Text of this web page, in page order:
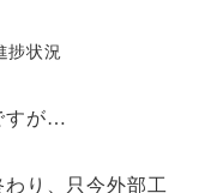
リー
捗状況
すが…
り、只今外部工